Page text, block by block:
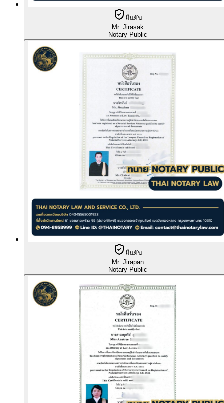
ยืนยัน
Mr. Jirasak
Notary Public
ยืนยัน
Mr. Jirapan
Notary Public